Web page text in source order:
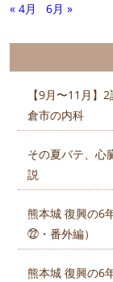
« 4月
6月 »
【9月〜11月】
倉市の内科
その夏バテ、心
説
熊本城 復興の6
㉒・番外編）
熊本城 復興の6